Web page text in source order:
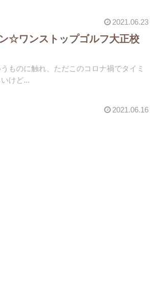
2021.06.23
☆ワンストップゴルフ大正校
ものに触れ、ただこのコロナ禍でタイミ
けど...
2021.06.16